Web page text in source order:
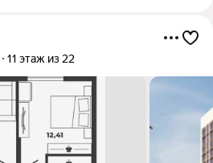
11 этаж из 22